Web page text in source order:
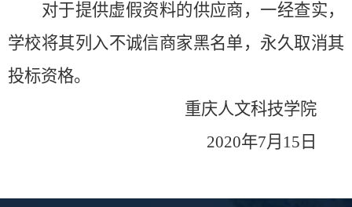
对于提供虚假资料的供应商，一经查实，
学校将其列入不诚信商家黑名单，永久取消其
投标资格。
重庆人文科技学院
2020年7月 15 日